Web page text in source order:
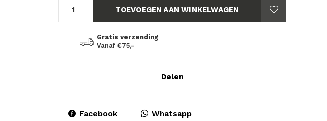
TOEVOEGEN AAN WINKELWAGEN
Gratis verzending
Vanaf €75,-
Delen
Facebook Whatsapp